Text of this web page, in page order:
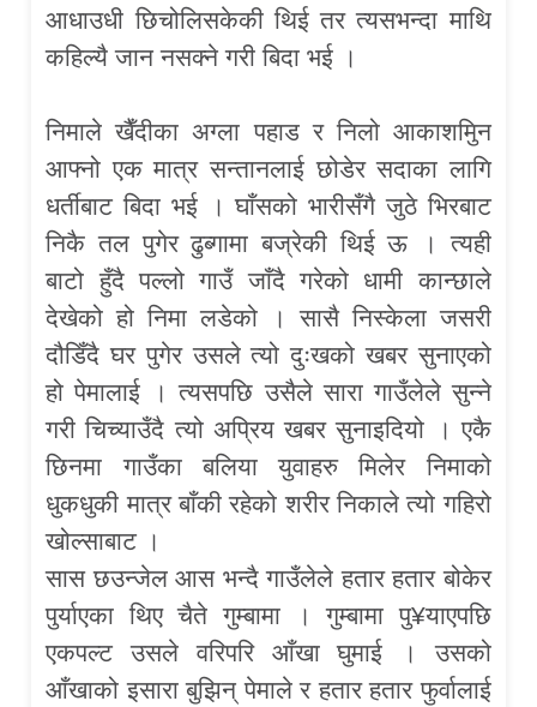
आधाउधी छिचोलिसकेकी थिई तर त्यसभन्दा माथि
कहिल्यै जान नसक्ने गरी बिदा भई ।
निमाले खैँदीका अग्ला पहाड र निलो आकाशमुिन
आफ्नो एक मात्र सन्तानलाई छोडेर सदाका लागि
धर्तीबाट बिदा भई । घाँसको भारीसँगै जुठे भिरबाट
निकै तल पुगेर ढुब्गामा बज्रेकी थिई ऊ । त्यही
बाटो हुँदै पल्लो गाउँ जाँदै गरेको धामी कान्छाले
देखेको हो निमा लडेको । सासै निस्केला जसरी
दौडिँदै घर पुगेर उसले त्यो दुःखको खबर सुनाएको
हो पेमालाई । त्यसपछि उसैले सारा गाउँलेले सुन्ने
गरी चिच्याउँदै त्यो अप्रिय खबर सुनाइदियो । एकै
छिनमा गाउँका बलिया युवाहरु मिलेर निमाको
धुकधुकी मात्र बाँकी रहेको शरीर निकाले त्यो गहिरो
खोल्साबाट ।
सास छउन्जेल आस भन्दै गाउँलेले हतार हतार बोकेर
पुर्याएका थिए चैते गुम्बामा । गुम्बामा पु¥याएपछि
एकपल्ट उसले वरिपरि आँखा घुमाई । उसको
आँखाको इसारा बुझिन् पेमाले र हतार हतार फुर्वालाई